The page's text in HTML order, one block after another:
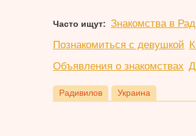
Часто ищут: Знакомства в
Познакомиться с девушкой
Объявления о знакомствах
Радивилов Украина